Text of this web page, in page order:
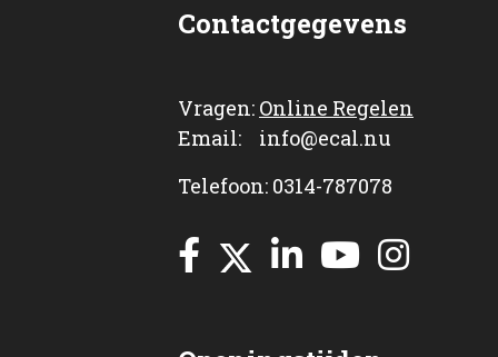
Contactgegevens
Vragen: Online Regelen
Email: info@ecal.nu
Telefoon: 0314-787078